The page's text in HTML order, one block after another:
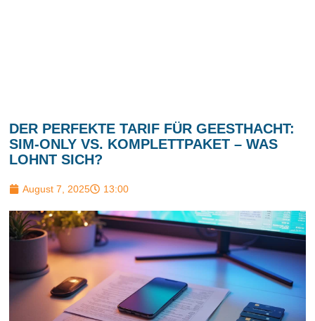
DER PERFEKTE TARIF FÜR GEESTHACHT:
SIM-ONLY VS. KOMPLETTPAKET – WAS
LOHNT SICH?
August 7, 2025 13:00